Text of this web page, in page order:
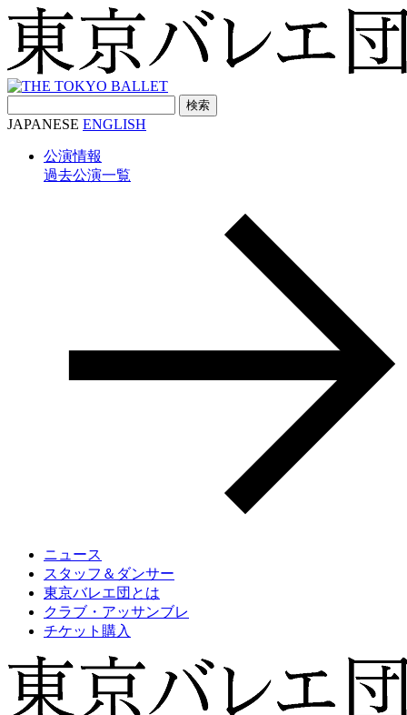
索:
JAPANESE ENGLISH
公演情報
過去公演一覧
ニュース
スタッフ＆ダンサー
東京バレエ団とは
クラブ・アッサンブレ
チケット購入